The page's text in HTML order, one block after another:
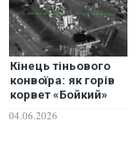
Кінець тіньового
конвоїра: як горів
корвет «Бойкий»
під Петербургом.
ВІДЕО
04.06.2026